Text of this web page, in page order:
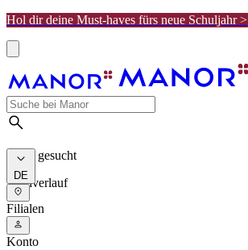
Hol dir deine Must-haves fürs neue Schuljahr >
Meist gesucht
Suchverlauf
DE
Filialen
Konto